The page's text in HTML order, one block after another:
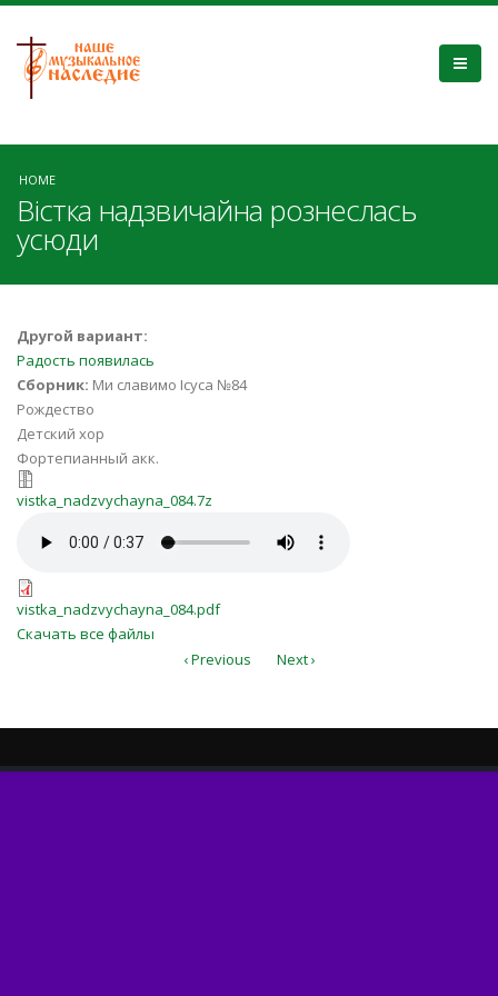
HOME
Вістка надзвичайна рознеслась
усюди
Другой вариант:
Радость появилась
Сборник: Ми славимо Ісуса №84
Рождество
Детский хор
Фортепианный акк.
vistka_nadzvychayna_084.7z
vistka_nadzvychayna_084.7z
vistka_nadzvychayna_084.mp3
vistka_nadzvychayna_084.pdf
vistka_nadzvychayna_084.pdf
Скачать все файлы
‹ Previous
Next ›